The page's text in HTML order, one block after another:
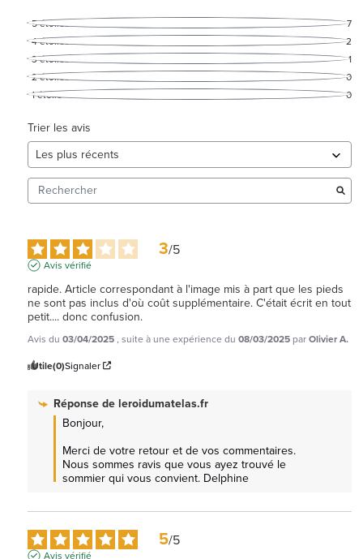
5étoiles
7
4étoiles
2
3étoiles
1
2étoiles
0
1étoile 0
Trier les avis
3/5
Avis vérifié
rapide. Article correspondant à l'image mis à part que les pieds
ne sont pas inclus d'où coût supplémentaire. C'était écrit en tout
petit.... donc confusion.
Avis du 03/04/2025, suite à une expérience du 08/03/2025 parOlivier A.
Utile(0)Signaler
Réponse deleroidumatelas.fr
Bonjour,
Merci de votre retour et de vos commentaires.
Nous sommes ravis que vous ayez trouvé le
sommier qui vous convient. Delphine
5/5
Avis vérifié